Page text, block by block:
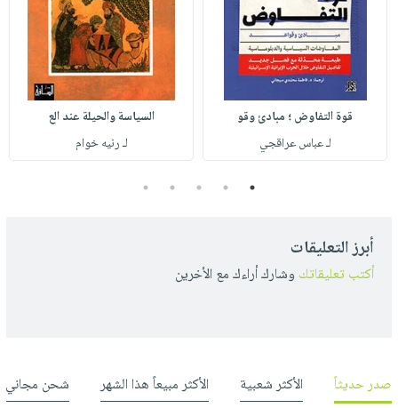
قوة التفاوض ؛ مبادئ وقو
لـ عباس عراقجي
السياسة والحيلة عند الع
لـ رنيه خوام
1
2
3
4
5
أبرز التعليقات
أكتب تعليقاتك وشارك أراءك مع الأخرين
صدر حديثاً الأكثر شعبية الأكثر مبيعاً هذا الشهر شحن مجاني